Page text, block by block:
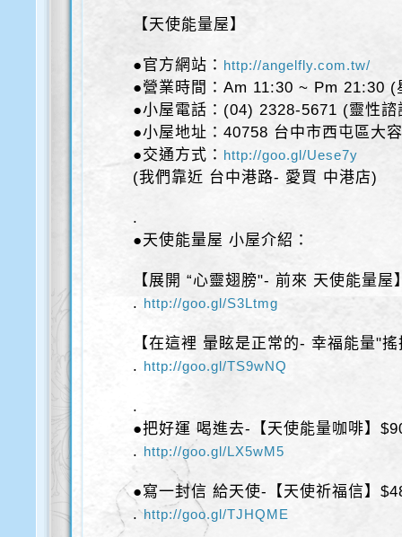
【天使能量屋】
●官方網站： http://angelfly.com.tw/
●營業時間：Am 11:30 ~ Pm 21:30 (
●小屋電話：(04) 2328-5671 (靈性
●小屋地址：40758 台中市西屯區大
●交通方式： http://goo.gl/Uese7y
(我們靠近 台中港路- 愛買 中港店)
.
●天使能量屋 小屋介紹：
【展開 “心靈翅膀"- 前來 天使能量屋
. http://goo.gl/S3Ltmg
【在這裡 暈眩是正常的- 幸福能量"
. http://goo.gl/TS9wNQ
.
●把好運 喝進去-【天使能量咖啡】
. http://goo.gl/LX5wM5
●寫一封信 給天使-【天使祈福信】
.http://goo.gl/TJHQME